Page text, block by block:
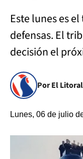
Este lunes es
defensas. El
decisión el
Por El Litoral
Lunes, 06 de julio